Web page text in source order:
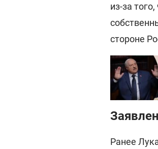
из-за
стороне
Ранее